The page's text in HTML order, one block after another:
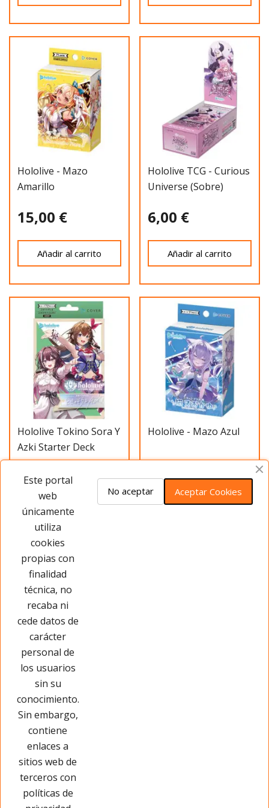
Hololive - Mazo
Amarillo
15,00 €
Añadir al carrito
Hololive TCG - Curious
Universe (sobre)
6,00 €
Añadir al carrito
Hololive Tokino Sora Y
Azki Starter Deck
29,95 €
Añadir al carrito
Hololive - Mazo Azul
15,00 €
Este portal
web
únicamente
utiliza
cookies
propias con
finalidad
técnica, no
recaba ni
cede datos de
carácter
personal de
los usuarios
sin su
conocimiento.
Sin embargo,
contiene
enlaces a
sitios web de
terceros con
políticas de
Aceptar Cookies
No aceptar